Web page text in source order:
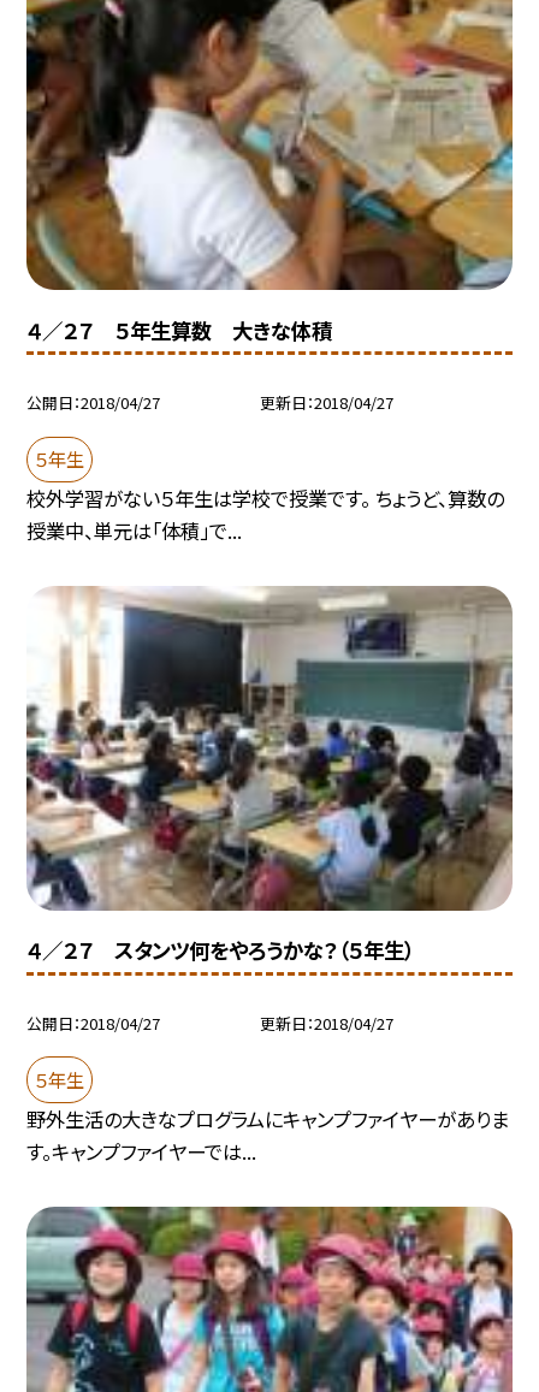
４／２７ ５年生算数 大きな体積
公開日 2018/04/27 更新日 2018/04/27
５年生
校外学習がない５年生は学校で授業です。 ちょうど、算数の
授業中、単元は「体積」で...
４／２７ スタンツ何をやろうかな？（５年生）
公開日 2018/04/27 更新日 2018/04/27
５年生
野外生活の大きなプログラムにキャンプファイヤーがありま
す。キャンプファイヤーでは...